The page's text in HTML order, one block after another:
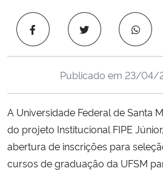
Ministério da Cidadania
Ministério da Ciência, Tecnologia, Inovações e
Ministério do Meio Ambiente
Publicado em 23/04/
A Universidade Federal de Santa
do projeto Institucional FIPE
abertura de inscrições para
cursos de graduação da UFSM